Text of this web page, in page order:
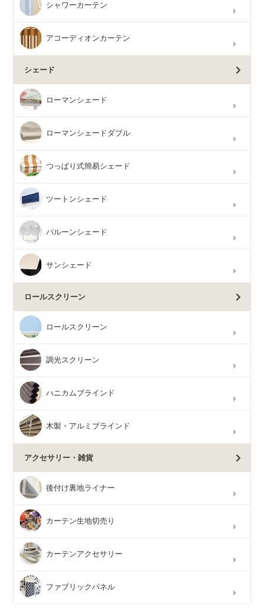
シャワーカーテン
アコーディオンカーテン
シェード
ローマンシェード
ローマンシェードダブル
つっぱり式簡易シェード
ツートンシェード
バルーンシェード
サンシェード
ロールスクリーン
ロールスクリーン
調光スクリーン
ハニカムブラインド
木製・アルミブラインド
アクセサリー・雑貨
後付け裏地ライナー
カーテン生地切売り
カーテンアクセサリー
ファブリックパネル